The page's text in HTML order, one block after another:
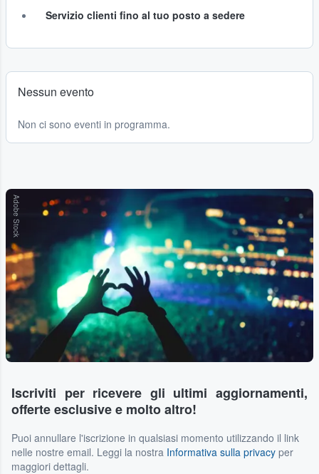
Servizio clienti fino al tuo posto a sedere
Nessun evento
Non ci sono eventi in programma.
Adobe Stock
Iscriviti per ricevere gli ultimi aggiornamenti,
offerte esclusive e molto altro!
Puoi annullare l'iscrizione in qualsiasi momento utilizzando il link
nelle nostre email. Leggi la nostra Informativa sulla privacy per
maggiori dettagli.